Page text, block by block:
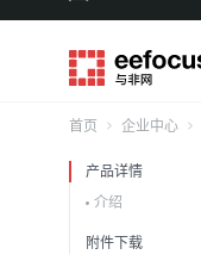
首页 企业中心
产品详情
介绍
附件下载